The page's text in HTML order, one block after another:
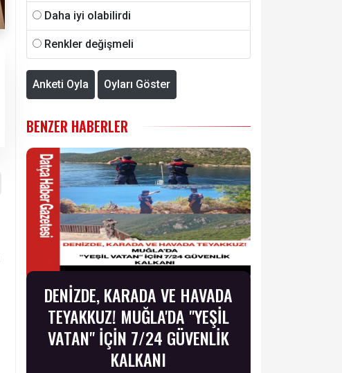
Daha iyi olabilirdi
Renkler değişmeli
Anketi Oyla Oyları Göster
BENZER HABERLER
DENİZDE, KARADA VE HAVADA
TEYAKKUZ! MUĞLA'DA "YEŞİL
VATAN" İÇİN 7/24 GÜVENLİK
KALKANI